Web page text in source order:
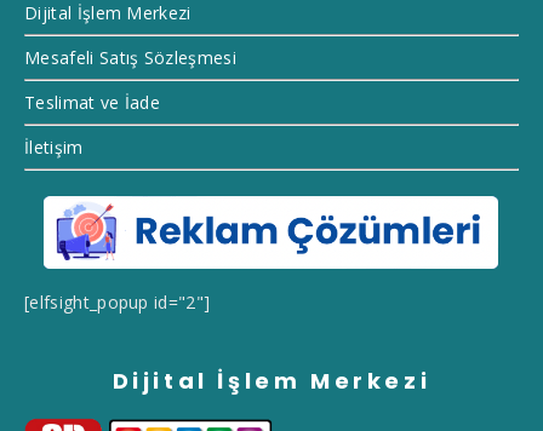
Dijital İşlem Merkezi
Mesafeli Satış Sözleşmesi
Teslimat ve İade
İletişim
[elfsight_popup id="2"]
Dijital İşlem Merkezi